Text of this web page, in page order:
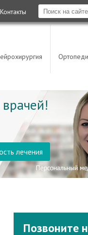
Контакты
лечения
Позвоните